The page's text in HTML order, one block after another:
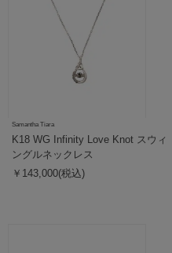
Samantha Tiara
K18 WG Infinity Love Knot スウィ
ングルネックレス
￥143,000(税込)